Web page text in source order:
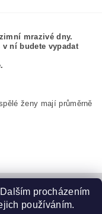
mrazivé dny.
ní budete vypadat
ženy mají průměrně
osobních údajů
zboží
procházením
používáním.